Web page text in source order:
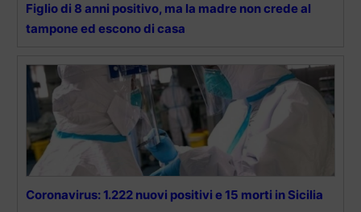
Figlio di 8 anni positivo, ma la madre non crede al
tampone ed escono di casa
Coronavirus: 1.222 nuovi positivi e 15 morti in Sicilia